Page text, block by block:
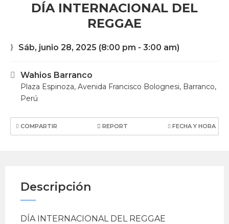
DÍA INTERNACIONAL DEL
REGGAE
Sáb, junio 28, 2025 (8:00 pm - 3:00 am)
Wahios Barranco
Plaza Espinoza, Avenida Francisco Bolognesi, Barranco,
Perú
COMPARTIR REPORT FECHA Y HORA
Descripción
DÍA INTERNACIONAL DEL REGGAE